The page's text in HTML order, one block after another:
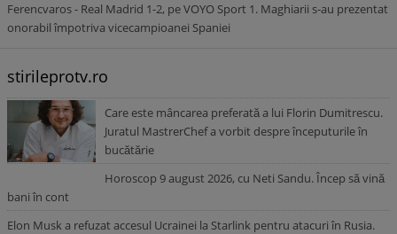
Ferencvaros - Real Madrid 1-2, pe VOYO Sport 1. Maghiarii s-au prezentat
onorabil împotriva vicecampioanei Spaniei
stirileprotv.ro
Care este mâncarea preferată a lui Florin Dumitrescu.
Juratul MastrerChef a vorbit despre începuturile în
bucătărie
Horoscop 9 august 2026, cu Neti Sandu. Încep să vină
bani în cont
Elon Musk a refuzat accesul Ucrainei la Starlink pentru atacuri în Rusia.